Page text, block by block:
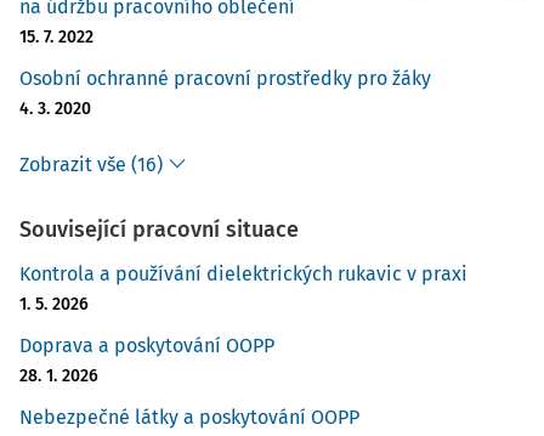
na údržbu pracovního oblečení
15. 7. 2022
Osobní ochranné pracovní prostředky pro žáky
4. 3. 2020
Zobrazit vše (16)
Související pracovní situace
Kontrola a používání dielektrických rukavic v praxi
1. 5. 2026
Doprava a poskytování OOPP
28. 1. 2026
Nebezpečné látky a poskytování OOPP